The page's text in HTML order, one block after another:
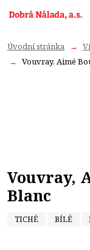
Úvodní stránka
Vouvray, Aimé
Vouvray,
Blanc
TICHÉ BÍLÉ